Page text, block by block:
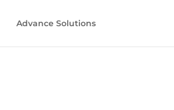
Advance Solutions